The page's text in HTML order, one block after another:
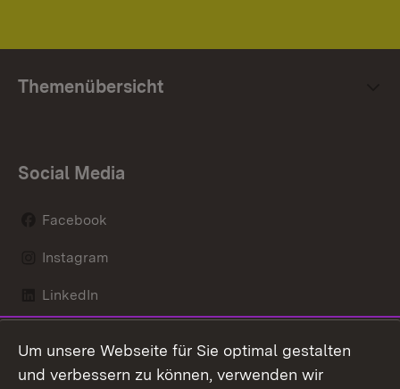
Themenübersicht
Social Media
Facebook
Instagram
LinkedIn
X / Twitter
Um unsere Webseite für Sie optimal gestalten
und verbessern zu können, verwenden wir